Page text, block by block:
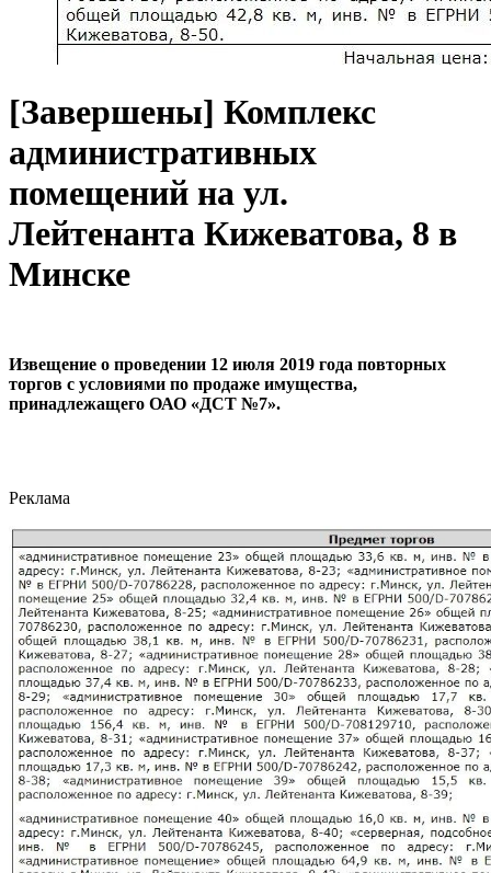
[Завершены] Комплекс
административных
помещений на ул.
Лейтенанта Кижеватова, 8 в
Минске
Извещение о проведении 12 июля 2019 года повторных
торгов с условиями по продаже имущества,
принадлежащего ОАО «ДСТ №7».
Реклама